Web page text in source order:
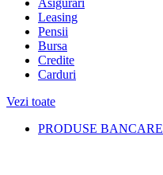
Asigurari
Leasing
Pensii
Bursa
Credite
Carduri
Vezi toate
PRODUSE BANCARE